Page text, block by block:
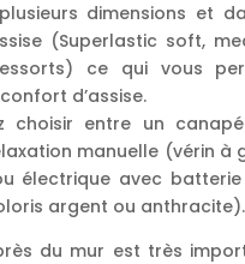
dimensions et
(Superlastic soft,
ce qui vous
d’assise.
choisir entre un
manuelle (vérin à
électrique avec batterie
argent ou anthracite).
du mur est très